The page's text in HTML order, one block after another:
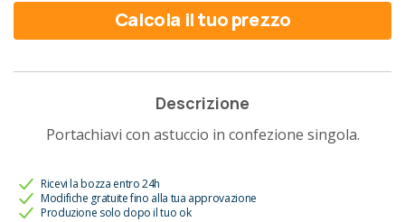
Calcola il tuo prezzo
Descrizione
Portachiavi con astuccio in confezione singola.
Ricevi la bozza entro 24h
Modifiche gratuite fino alla tua approvazione
Produzione solo dopo il tuo ok